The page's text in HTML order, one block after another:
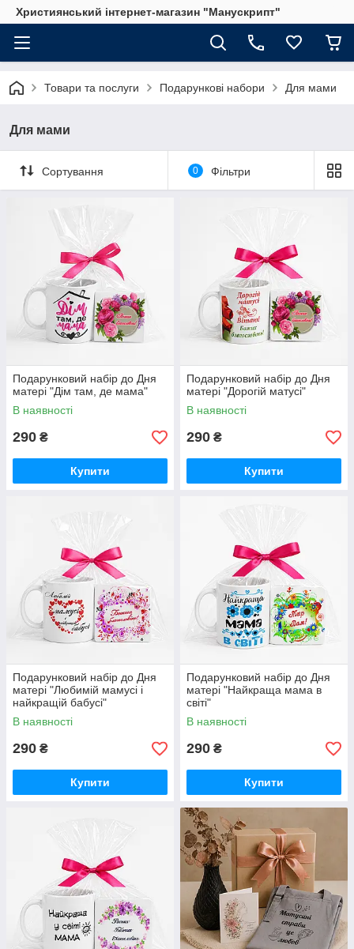
Християнський інтернет-магазин "Манускрипт"
Товари та послуги Подарункові набори Для мами
Для мами
Сортування 0 Фільтри
Подарунковий набір до Дня
матері "Дім там, де мама"
В наявності
290 ₴
Купити
Подарунковий набір до Дня
матері "Дорогій матусі"
В наявності
290 ₴
Купити
Подарунковий набір до Дня
матері "Любимій мамусі і
найкращій бабусі"
В наявності
290 ₴
Купити
Подарунковий набір до Дня
матері "Найкраща мама в
світі"
В наявності
290 ₴
Купити